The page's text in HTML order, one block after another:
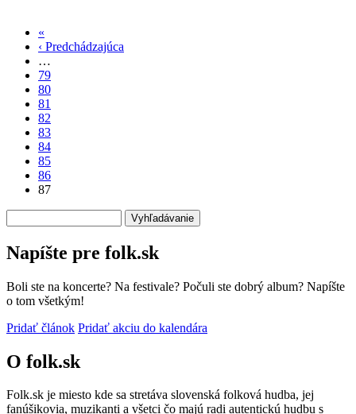
Stránkovanie
«
strana
‹ Predchádzajúca
…
79
80
81
82
83
84
85
86
87
Napíšte pre folk.sk
Boli ste na koncerte? Na festivale? Počuli ste dobrý album? Napíšte
o tom všetkým!
Pridať článok Pridať akciu do kalendára
O folk.sk
Folk.sk je miesto kde sa stretáva slovenská folková hudba, jej
fanúšikovia, muzikanti a všetci čo majú radi autentickú hudbu s